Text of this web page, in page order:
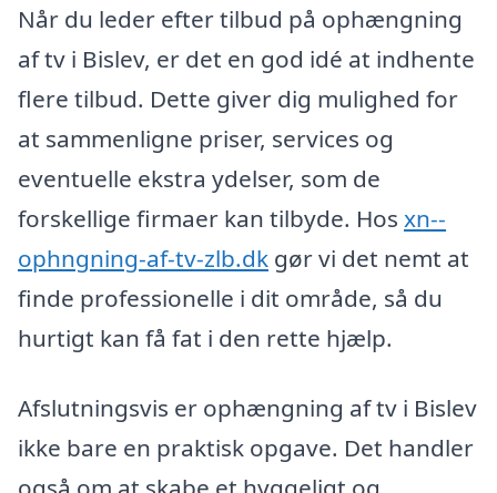
Når du leder efter tilbud på ophængning
af tv i Bislev, er det en god idé at indhente
flere tilbud. Dette giver dig mulighed for
at sammenligne priser, services og
eventuelle ekstra ydelser, som de
forskellige firmaer kan tilbyde. Hos xn--
ophngning-af-tv-zlb.dk gør vi det nemt at
finde professionelle i dit område, så du
hurtigt kan få fat i den rette hjælp.
Afslutningsvis er ophængning af tv i Bislev
ikke bare en praktisk opgave. Det handler